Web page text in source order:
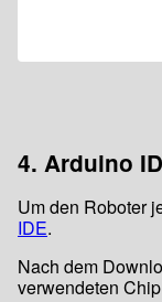
4. Arduino
Um den Roboter
IDE.
Nach dem
verwendeten